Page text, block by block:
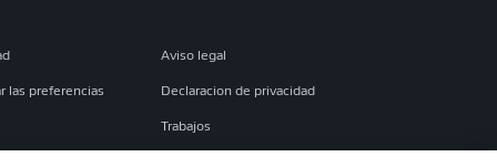
Aviso legal
las preferencias Declaracion de privacidad
Trabajos